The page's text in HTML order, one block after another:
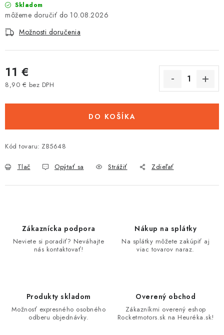
Skladom
10.08.2026
Možnosti doručenia
11 €
8,90 € bez DPH
DO KOŠÍKA
Kód tovaru: ZB5648
Tlač Opýtať sa Strážiť Zdieľať
Zákaznícka podpora
Neviete si poradiť? Neváhajte
nás kontaktovať!
Nákup na splátky
Na splátky môžete zakúpiť aj
viac tovarov naraz.
Produkty skladom
Možnosť expresného osobného
odberu objednávky.
Overený obchod
Zákazníkmi overený eshop
Rocketmotors.sk na Heuréka.sk!